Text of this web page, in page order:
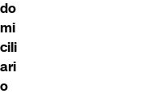
do
mi
cili
ari
o